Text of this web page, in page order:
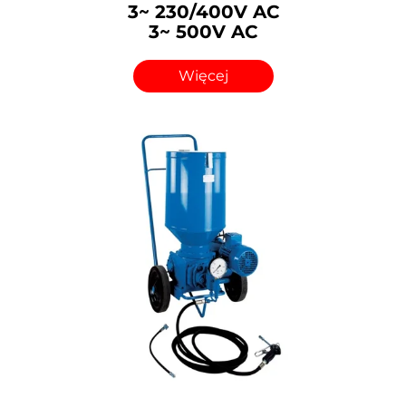
3~ 230/400V AC
3~ 500V AC
Więcej